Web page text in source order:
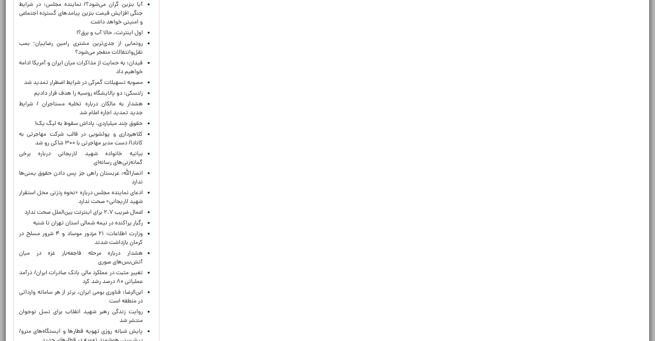
آیا بنزین گران می‌شود؟/ نماینده مجلس: در شرایط
جنگی افزایش قیمت بنزین پیامدهای گسترده اجتماعی
و امنیتی خواهد داشت
اول اینترنت، حالا آب و برق؟!
رونمایی از جدی‌ترین مشتری رامین رضاییان؛ بمب
نقل‌وانتقالات منفجر می‌شود؟
فیدان: به حمایت از مذاکرات میان ایران و آمریکا ادامه
خواهیم داد
مصوبه تسهیلات گمرکی در شرایط اضطرار تمدید شد
زلنسکی: دو پالایشگاه روسیه را هدف قرار دادیم
هشدار به مالکان درباره تخلیه مستاجران / شرایط
جدید تمدید اجاره اعلام شد
حقوق چند میلیاردی، پاداش سقوط به لیگ یک!
کلاهبرداری و پولشویی در قالب شرکت مهاجرتی به
کانادا/ دست مدیر مهاجرتی با ۳۰۰ شاکی رو شد
بیانیه خانواده شهید لاریجانی درباره برخی
گمانه‌زنی‌های رسانه‌ای
انصارالله: عربستان راهی جز پس دادن حقوق یمنی‌ها
ندارد
ادعای نماینده مجلس درباره «نحوه ردزنی محل استقرار
شهید لاریجانی» صحت ندارد
اعمال ضریب ۲.۷ برای اینترنت بین‌الملل صحت ندارد
رگبار پراکنده در نیمه شمالی استان تهران تا شنبه
وزارت اطلاعات: ۲۱ مزدور موساد و ۴ شرور مسلح در
کرمان بازداشت شدند
هشدار درباره مرحله فاجعه‌بار غزه در میان
آتش‌بس‌های صوری
تغییر مثبت در عملکرد مالی بانک صادرات ایران/ درآمد
عملیاتی ۸۰ درصد رشد کرد
ابن‌الرضا: فناوری بومی ایران، برتر از هر سامانه وارداتی
در منطقه است
روایت زندگی رهبر شهید انقلاب برای نسل نوجوان
منتشر شد
پایش شبانه روزی تهویه قطارها و ایستگاه‌های مترو/